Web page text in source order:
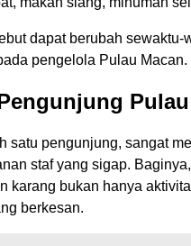
dapat berubah
pengelola Pulau Macan.
satu pengunjung, sangat
staf yang sigap.
karang bukan hanya
berkesan.